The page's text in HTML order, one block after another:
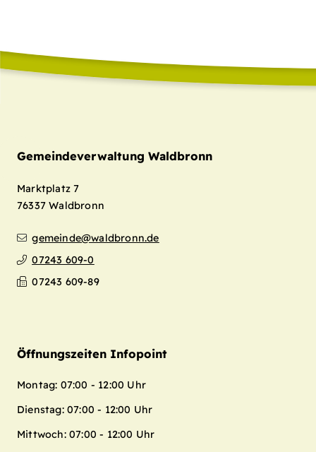
Gemeindeverwaltung Waldbronn
Marktplatz 7
76337 Waldbronn
gemeinde@waldbronn.de
07243 609-0
07243 609-89
Öffnungszeiten Infopoint
Montag: 07:00 - 12:00 Uhr
Dienstag: 07:00 - 12:00 Uhr
Mittwoch: 07:00 - 12:00 Uhr